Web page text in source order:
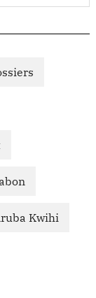
Kwihi